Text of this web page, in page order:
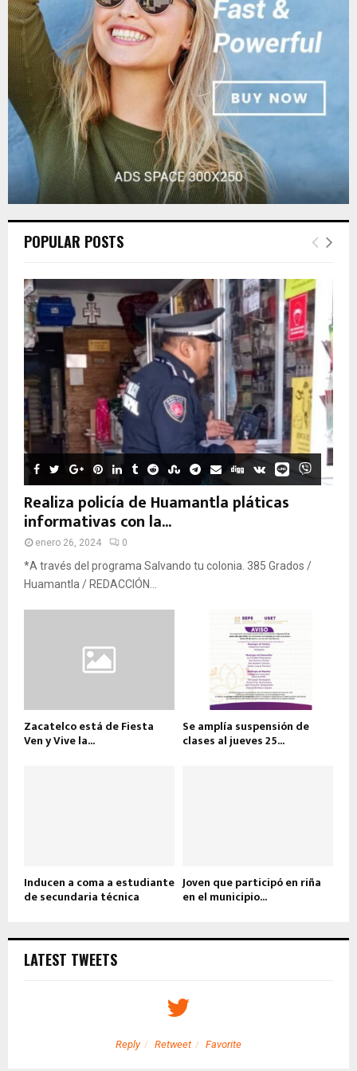
:
C
POPULAR POSTS
Realiza policía de Huamantla pláticas
informativas con la...
enero 26, 2024 0
*A través del programa Salvando tu colonia. 385 Grados /
Huamantla / REDACCIÓN...
Zacatelco está de Fiesta
Ven y Vive la...
Se amplía suspensión de
clases al jueves 25...
Inducen a coma a estudiante
de secundaria técnica
Joven que participó en riña
en el municipio...
LATEST TWEETS
Reply Retweet Favorite